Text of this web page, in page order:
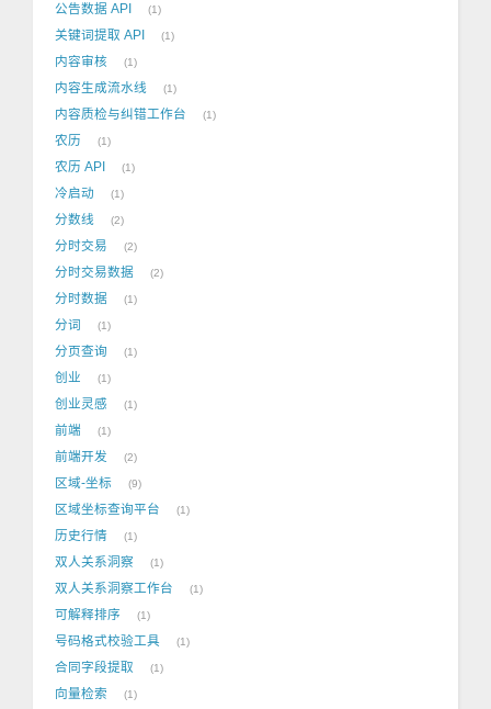
公告数据 API 1
关键词提取 API 1
内容审核 1
内容生成流水线 1
内容质检与纠错工作台 1
农历 1
农历 API 1
冷启动 1
分数线 2
分时交易 2
分时交易数据 2
分时数据 1
分词 1
分页查询 1
创业 1
创业灵感 1
前端 1
前端开发 2
区域-坐标 9
区域坐标查询平台 1
历史行情 1
双人关系洞察 1
双人关系洞察工作台 1
可解释排序 1
号码格式校验工具 1
合同字段提取 1
向量检索 1